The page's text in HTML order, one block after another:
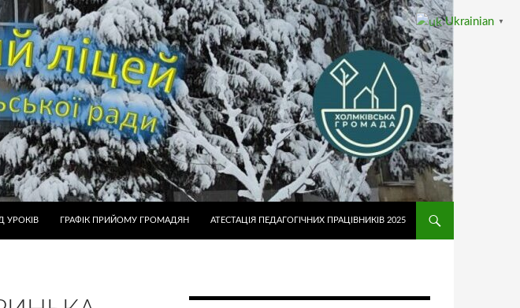
УРОКІВ ГРАФІК ПРИЙОМУ ГРОМАДЯН АТЕСТАЦІЯ ПЕДАГОГІЧНИХ ПРАЦІВНИКІВ 2025
Ukrainian ▼